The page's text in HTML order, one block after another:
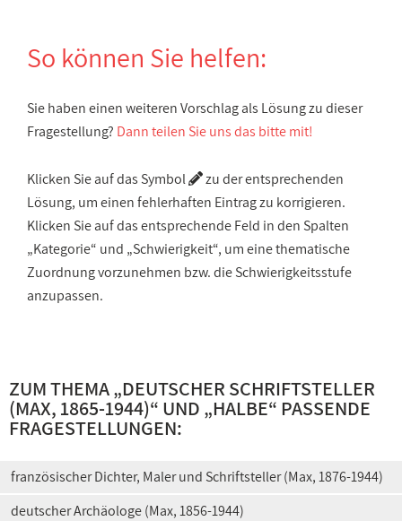
So können Sie helfen:
Sie haben einen weiteren Vorschlag als Lösung zu dieser
Fragestellung? Dann teilen Sie uns das bitte mit!
Klicken Sie auf das Symbol
zu der entsprechenden
Lösung, um einen fehlerhaften Eintrag zu korrigieren.
Klicken Sie auf das entsprechende Feld in den Spalten
„Kategorie“ und „Schwierigkeit“, um eine thematische
Zuordnung vorzunehmen bzw. die Schwierigkeitsstufe
anzupassen.
ZUM THEMA „DEUTSCHER SCHRIFTSTELLER
(MAX, 1865-1944)“ UND „HALBE“ PASSENDE
FRAGESTELLUNGEN:
französischer Dichter, Maler und Schriftsteller (Max, 1876-1944)
deutscher Archäologe (Max, 1856-1944)